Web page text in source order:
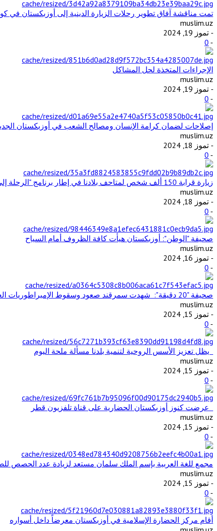
تمت مناقشة آفاق تطوير رحلات الزيارة الدينية إلى أوزبكستان في
muslim.uz
- تموز 19, 2024
-
0
الإجراءات المتخذة لحل المشاكل
muslim.uz
- تموز 19, 2024
-
0
إصلاحات لضمان كرامة الإنسان ومصالح الشعب في أوزبكستان
muslim.uz
- تموز 18, 2024
-
0
زيارة قرابة 150 ألف شخص لمتاحف بلادنا في إطار برنامج "الرحلة إلى الماضي"
muslim.uz
- تموز 18, 2024
-
0
صحيفة "الوطن": أوزبكستان هيأت كافة الظروف أمام السياح
muslim.uz
- تموز 16, 2024
-
0
صحيفة "20 دقيقة": شهدت سمرقند صعود وسقوط الإمبراطوريات العظيمة وتفاعل الثقافات والحضارات المختلفة
muslim.uz
- تموز 15, 2024
-
0
يظل تعزيز الأسس الروحية لتنمية بلدنا مسألة ملحة اليوم
muslim.uz
- تموز 15, 2024
-
0
عرضت كنوز أوزبكستان الحضارية على قناة تلفزيون قطر
muslim.uz
- تموز 15, 2024
-
0
مجمع للغة العربية بإسم الملك سلمان مستعد لزيادة عدد الحصص
muslim.uz
- تموز 15, 2024
-
0
أقام مركز الحضارة الإسلامية في أوزبكستان معرضاً داخل أسواره